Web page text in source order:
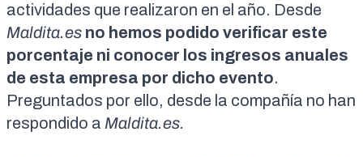
actividades que realizaron en el año. Desde
Maldita.es no hemos podido verificar este
porcentaje ni conocer los ingresos anuales
de esta empresa por dicho evento.
Preguntados por ello, desde la compañía no han
respondido a Maldita.es.